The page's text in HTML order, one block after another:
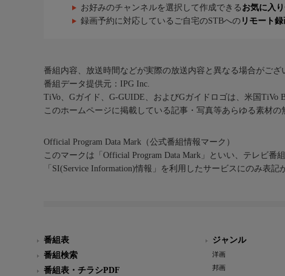
お好みのチャンネルを選択して作成できる お気に入
録画予約に対応しているご自宅のSTBへの リモート
番組内容、放送時間などが実際の放送内容と異なる場合がござ
番組データ提供元：IPG Inc.
TiVo、Gガイド、G-GUIDE、およびGガイドロゴは、米国TiVo
このホームページに掲載している記事・写真等あらゆる素材の
Official Program Data Mark（公式番組情報マーク）
このマークは「Official Program Data Mark」といい、テレビ番
「SI(Service Information)情報」を利用したサービスにのみ表記
番組表
番組検索
番組表・チラシPDF
ジャンル
洋画
邦画